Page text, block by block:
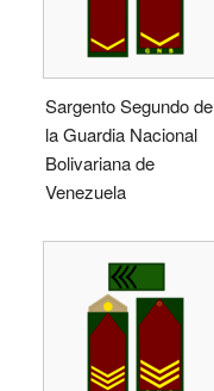
Sargento Segundo de
la Guardia Nacional
Bolivariana de
Venezuela